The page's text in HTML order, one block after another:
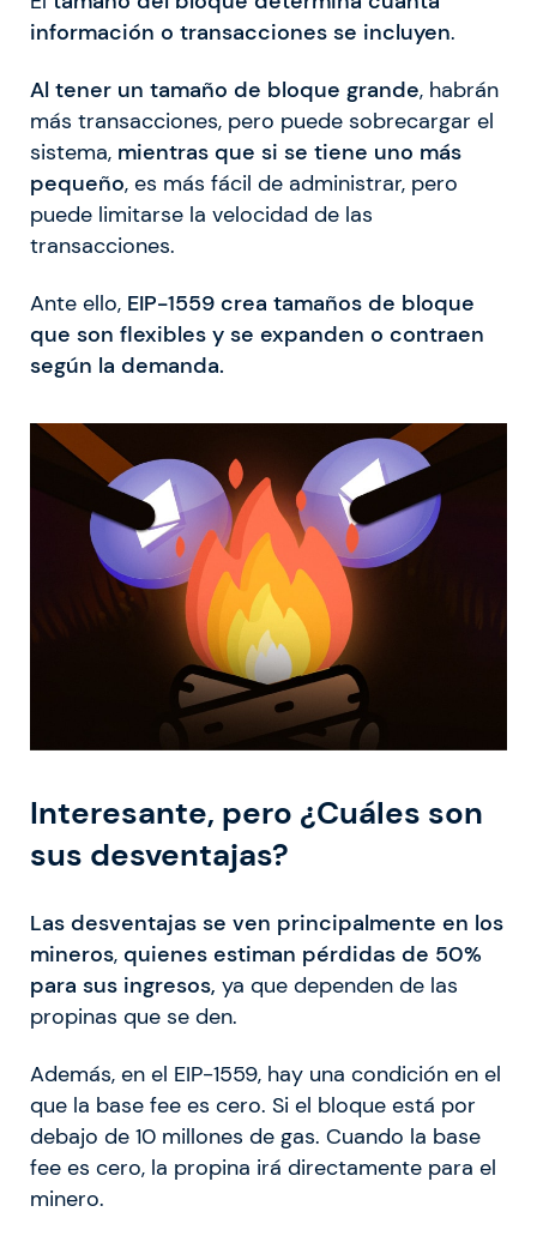
información o transacciones se incluyen.
Al tener un tamaño de bloque grande, habrán
más transacciones, pero puede sobrecargar el
sistema, mientras que si se tiene uno más
pequeño, es más fácil de administrar, pero
puede limitarse la velocidad de las
transacciones.
Ante ello, EIP-1559 crea tamaños de bloque
que son flexibles y se expanden o contraen
según la demanda.
Interesante, pero ¿Cuáles son
sus desventajas?
Las desventajas se ven principalmente en los
mineros, quienes estiman pérdidas de 50%
para sus ingresos, ya que dependen de las
propinas que se den.
Además, en el EIP-1559, hay una condición en el
que la base fee es cero. Si el bloque está por
debajo de 10 millones de gas. Cuando la base
fee es cero, la propina irá directamente para el
minero.